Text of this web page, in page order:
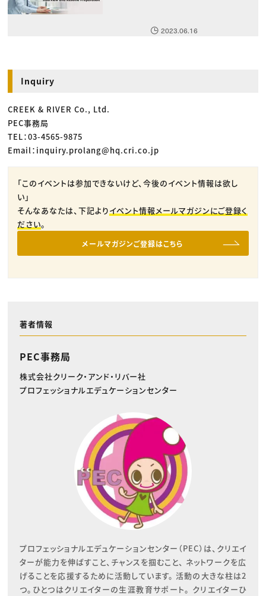
2023.06.16
Inquiry
CREEK & RIVER Co., Ltd.
PEC事務局
TEL：03-4565-9875
Email：inquiry.prolang@hq.cri.co.jp
「このイベントは参加できないけど、今後のイベント情報は欲し
い」
そんなあなたは、下記よりイベント情報メールマガジンにご登録く
ださい。
メールマガジンご登録はこちら
著者情報
PEC事務局
株式会社クリーク・アンド・リバー社
プロフェッショナルエデュケーションセンター
プロフェッショナルエデュケーションセンター（PEC）は、クリエイ
ターが能力を伸ばすこと、チャンスを掴むこと、 ネットワークを広
げることを応援するために活動しています。 活動の大きな柱は2
つ。ひとつはクリエイターの生涯教育サポート。 クリエイターひ